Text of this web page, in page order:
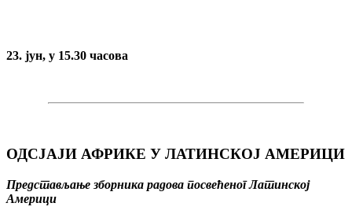
23. јун, у 15.30 часова
ОДСЈАЈИ АФРИКЕ У ЛАТИНСКОЈ АМЕРИЦИ
Представљање збoрникa рaдoвa посвећеног Латинској
Америци